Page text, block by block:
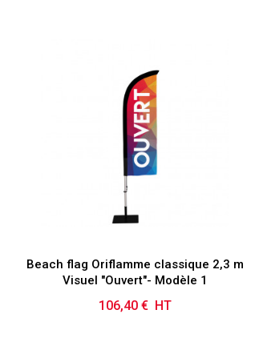
Beach flag Oriflamme classique 2,3 m
Visuel "Ouvert"- Modèle 1
Prix
106,40 € HT